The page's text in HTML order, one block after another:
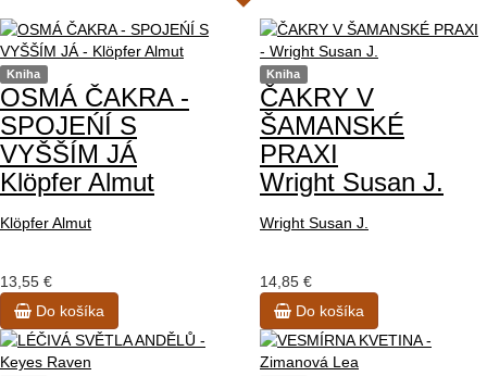
Kniha
OSMÁ ČAKRA -
SPOJEŃÍ S
VYŠŠÍM JÁ
Klöpfer Almut
Klöpfer Almut
13,55 €
Do košíka
Kniha
ČAKRY V
ŠAMANSKÉ
PRAXI
Wright Susan J.
Wright Susan J.
14,85 €
Do košíka